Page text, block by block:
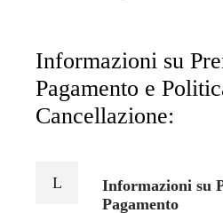
Informazioni su
Pagamento e
Cancellazione:
Informazioni su
Pagamento